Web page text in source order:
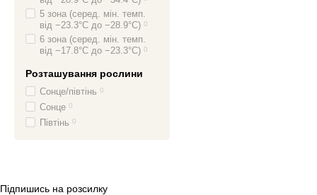
5 зона (серед. мін. темп.
від −23.3°C до −28.9°C) 0
6 зона (серед. мін. темп.
від −17.8°C до −23.3°C) 0
Розташування рослини
Сонце/півтінь 0
Сонце 0
Півтінь 0
Підпишись на розсилку